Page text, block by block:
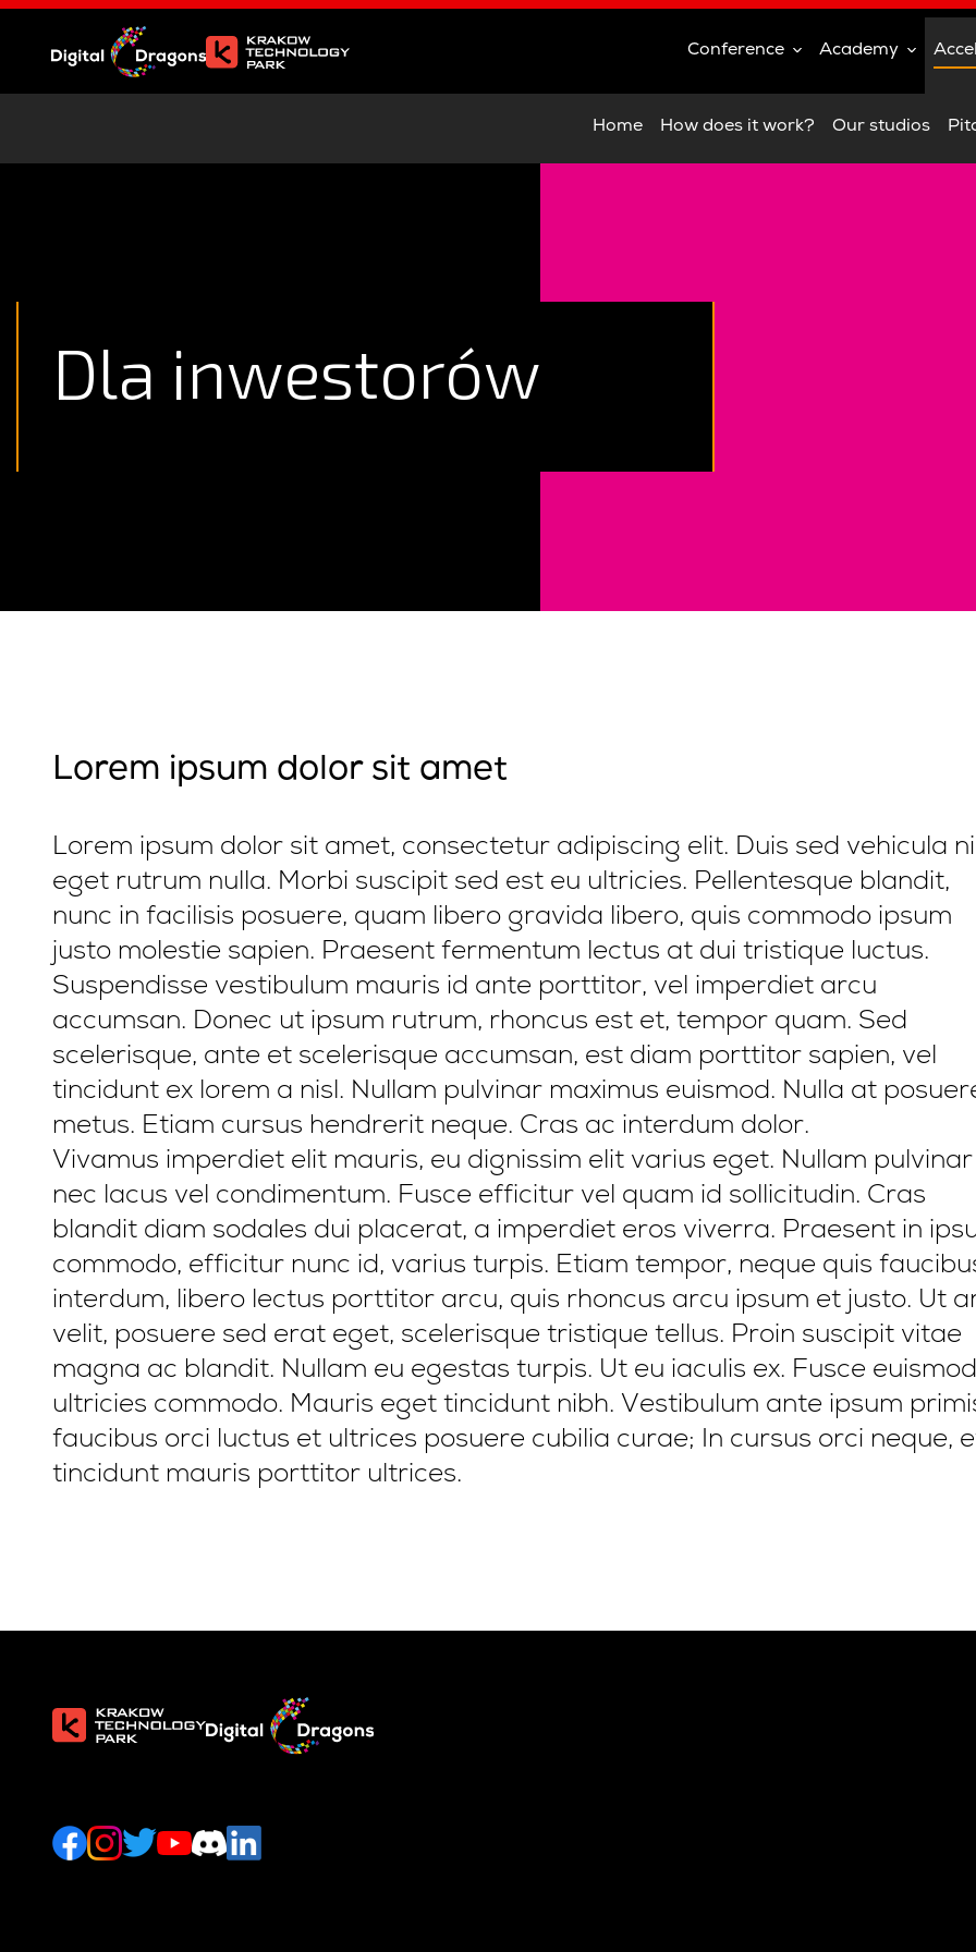
Conference Academy
Home How does it work? Our studios
Dla inwestorów
Lorem ipsum dolor sit amet
Lorem ipsum dolor sit amet, consectetur adipiscing elit. Duis sed vehicula
eget rutrum nulla. Morbi suscipit sed est eu ultricies. Pellentesque blandit,
nunc in facilisis posuere, quam libero gravida libero, quis commodo ipsum
justo molestie sapien. Praesent fermentum lectus at dui tristique luctus.
Suspendisse vestibulum mauris id ante porttitor, vel imperdiet arcu
accumsan. Donec ut ipsum rutrum, rhoncus est et, tempor quam. Sed
scelerisque, ante et scelerisque accumsan, est diam porttitor sapien, vel
tincidunt ex lorem a nisl. Nullam pulvinar maximus euismod. Nulla at
metus. Etiam cursus hendrerit neque. Cras ac interdum dolor.
Vivamus imperdiet elit mauris, eu dignissim elit varius eget. Nullam pulvinar
nec lacus vel condimentum. Fusce efficitur vel quam id sollicitudin. Cras
blandit diam sodales dui placerat, a imperdiet eros viverra. Praesent in
commodo, efficitur nunc id, varius turpis. Etiam tempor, neque quis
interdum, libero lectus porttitor arcu, quis rhoncus arcu ipsum et justo. Ut
velit, posuere sed erat eget, scelerisque tristique tellus. Proin suscipit vitae
magna ac blandit. Nullam eu egestas turpis. Ut eu iaculis ex. Fusce euismod
ultricies commodo. Mauris eget tincidunt nibh. Vestibulum ante ipsum
faucibus orci luctus et ultrices posuere cubilia curae; In cursus orci neque,
tincidunt mauris porttitor ultrices.